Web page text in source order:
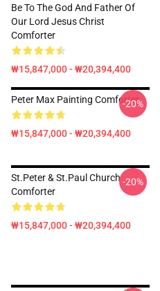
Be To The God And Father Of
Our Lord Jesus Christ
Comforter
₩15,847,000 - ₩20,394,400
Peter Max Painting Comforter
₩15,847,000 - ₩20,394,400
-20%
St.peter & St.Paul Church
Comforter
₩15,847,000 - ₩20,394,400
-20%